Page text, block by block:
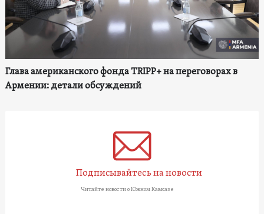
Глава американского фонда TRIPP+ на переговорах в
Армении: детали обсуждений
Подписывайтесь на новости
Читайте новости о Южном Кавказе